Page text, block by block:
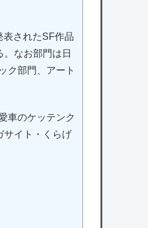
表されたSF作品
なお部門は日
ク部門、アート
車のケッテンク
サイト・くらげ